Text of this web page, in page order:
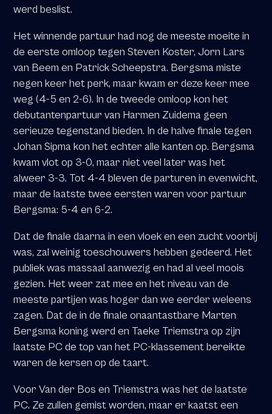
werd beslist.
Het winnende partuur had nog de meeste moeite in
de eerste omloop tegen Steven Koster, Jorn Lars
van Beem en Patrick Scheepstra. Bergsma miste
negen keer het perk, maar kwam er deze keer mee
weg (4-5 en 2-6). In de tweede omloop kon het
debutantenpartuur van Harmen Zuidema geen
serieuze tegenstand bieden. In de halve finale tegen
Johan Sipma kon het echter alle kanten op. Bergsma
kwam vlot op 3-0, maar niet veel later was het
alweer 3-3. Tot 4-4 bleven de parturen in evenwicht,
maar de laatste twee eersten waren voor partuur
Bergsma: 5-4 en 6-2.
Dat de finale daarna in een vloek en een zucht voorbij
was, zal weinig toeschouwers hebben gedeerd. Het
publiek was massaal aanwezig en had al veel moois
gezien. Het weer zat mee en het niveau van de
meeste partijen was hoger dan we eerder weleens
zagen. Dat de in de finale onaantastbare Marten
Bergsma koning werd en Taeke Triemstra op zijn
laatste PC de top van het PC-klassement bereikte
waren de kersen op de taart.
Voor Van der Bos en Triemstra was het de laatste
PC. Ze zullen gemist worden, maar er kaatst een